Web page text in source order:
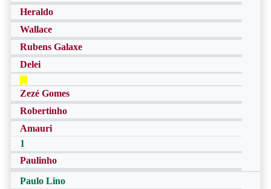
Heraldo
Wallace
Rubens Galaxe
Delei
Zezé Gomes
Robertinho
Amauri
1
Paulinho
Paulo Lino